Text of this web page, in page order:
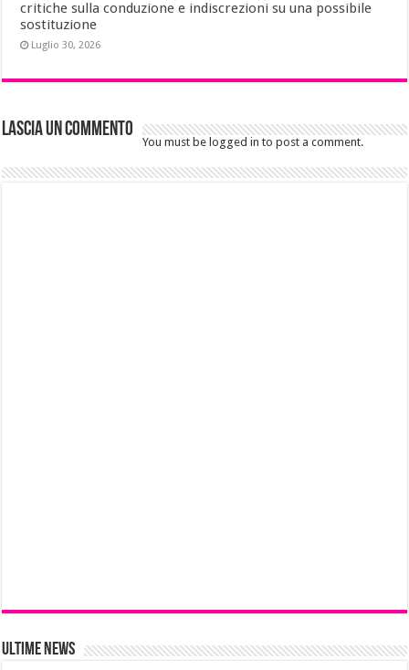
critiche sulla conduzione e indiscrezioni su una possibile
sostituzione
Luglio 30, 2026
Lascia un commento
You must be logged in to post a comment.
Ultime News